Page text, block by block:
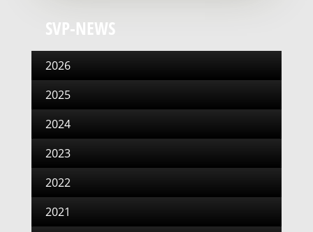
SVP-NEWS
2026
2025
2024
2023
2022
2021